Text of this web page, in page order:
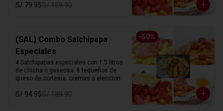
S/ 79.95S/ 159.90
-50%
(SAL) Combo Salchipapa
Especiales
4 Salchipapas especiales con 1.5 litros
de chicha o gaseosa. 6 tequeños de
queso de cortesia. cremas a eleccion.
S/ 94.95S/ 189.90